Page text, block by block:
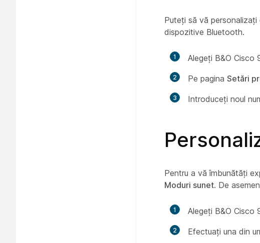
Puteți să vă
dispozitive Bluetooth.
1 Alegeți B&O Cisco
2 Pe pagina Setări
3 Introduceți noul
Pentru a vă îmbunătăți
Moduri sunet. De
1 Alegeți B&O Cisco
2
Efectuați una din